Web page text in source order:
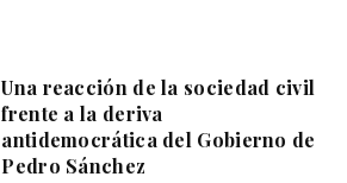
Una reacción de la sociedad civil
frente a la deriva
antidemocrática del Gobierno de
Pedro Sánchez